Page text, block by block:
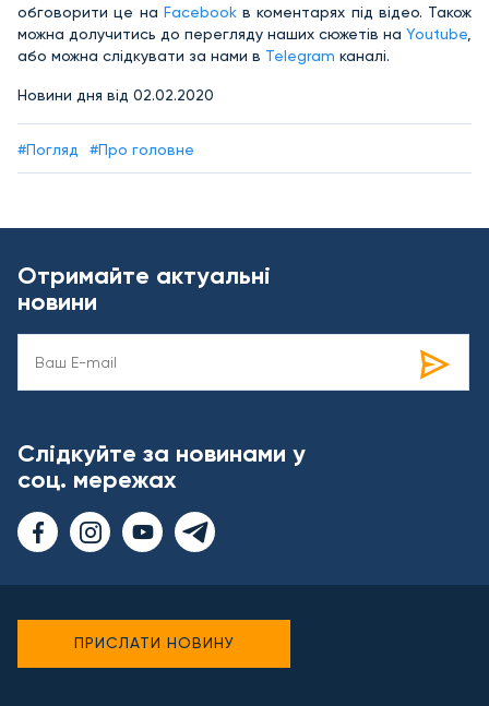
обговорити це на Facebookв коментарях під відео. Також
можна долучитись до перегляду наших сюжетів на Youtube
або можна слідкувати за нами в Telegram каналі.
Новини дня від 02.02.2020
#Погляд #Про головне
Отримайте актуальні
новини
Слідкуйте за новинами у
соц. мережах
ПРИСЛАТИ НОВИНУ